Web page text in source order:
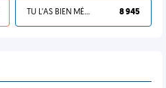
TU L'AS BIEN MÉRITÉ 8 945